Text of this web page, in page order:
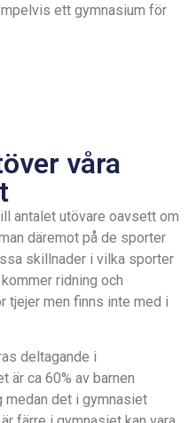
ett gymnasium för
våra
antalet utövare oavsett om
däremot på de sporter
skillnader i vilka sporter
ridning och
tjejer men finns inte med i
deltagande i
är ca 60% av barnen
det i gymnasiet